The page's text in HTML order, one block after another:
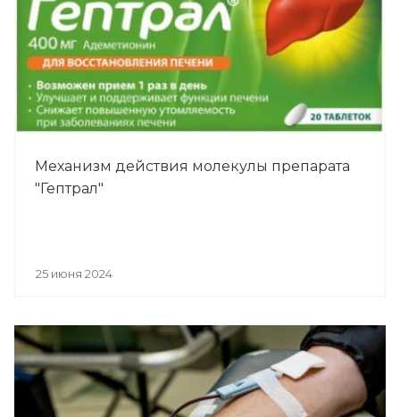
Механизм действия молекулы препарата
"Гептрал"
25 июня 2024